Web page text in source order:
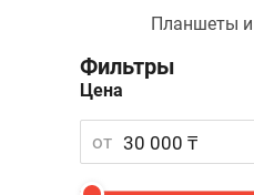
Планшеты и
Фильтры
Цена
от